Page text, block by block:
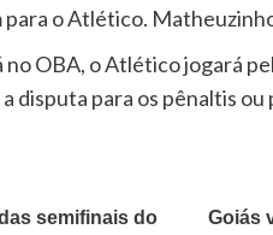
o Atlético.
OBA, o Atlético jogará
disputa para os pênaltis
semifinais do
Goiás